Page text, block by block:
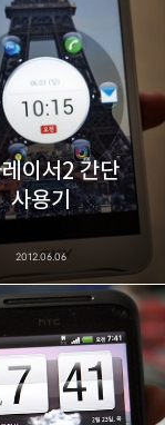
라인 트위터
블로그
이서2 간단
사용기
2012.06.06